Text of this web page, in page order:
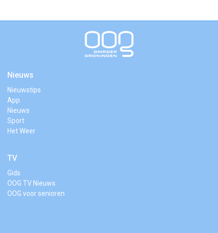
Nieuws
Nieuwstips
App
Nieuws
Sport
Het Weer
TV
Gids
OOG TV Nieuws
OOG voor senioren